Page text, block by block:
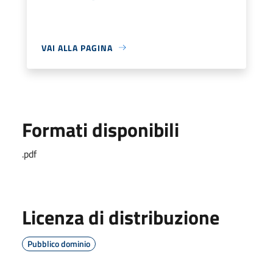
VAI ALLA PAGINA
Formati disponibili
.pdf
Licenza di distribuzione
Pubblico dominio